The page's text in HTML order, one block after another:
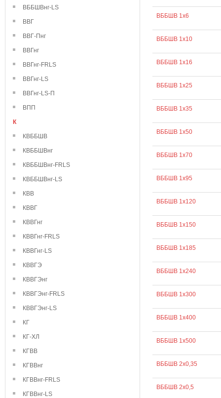
ВББШВнг-LS
ВВГ
ВВГ-Пнг
ВВГнг
ВВГнг-FRLS
ВВГнг-LS
ВВГнг-LS-П
ВПП
К
КВББШВ
КВББШВнг
КВББШВнг-FRLS
КВББШВнг-LS
КВВ
КВВГ
КВВГнг
КВВГнг-FRLS
КВВГнг-LS
КВВГЭ
КВВГЭнг
КВВГЭнг-FRLS
КВВГЭнг-LS
КГ
КГ-ХЛ
КГВВ
КГВВнг
КГВВнг-FRLS
КГВВнг-LS
ВББШВ 1х6
ВББШВ 1х10
ВББШВ 1х16
ВББШВ 1х25
ВББШВ 1х35
ВББШВ 1х50
ВББШВ 1х70
ВББШВ 1х95
ВББШВ 1х120
ВББШВ 1х150
ВББШВ 1х185
ВББШВ 1х240
ВББШВ 1х300
ВББШВ 1х400
ВББШВ 1х500
ВББШВ 2х0,35
ВББШВ 2х0,5